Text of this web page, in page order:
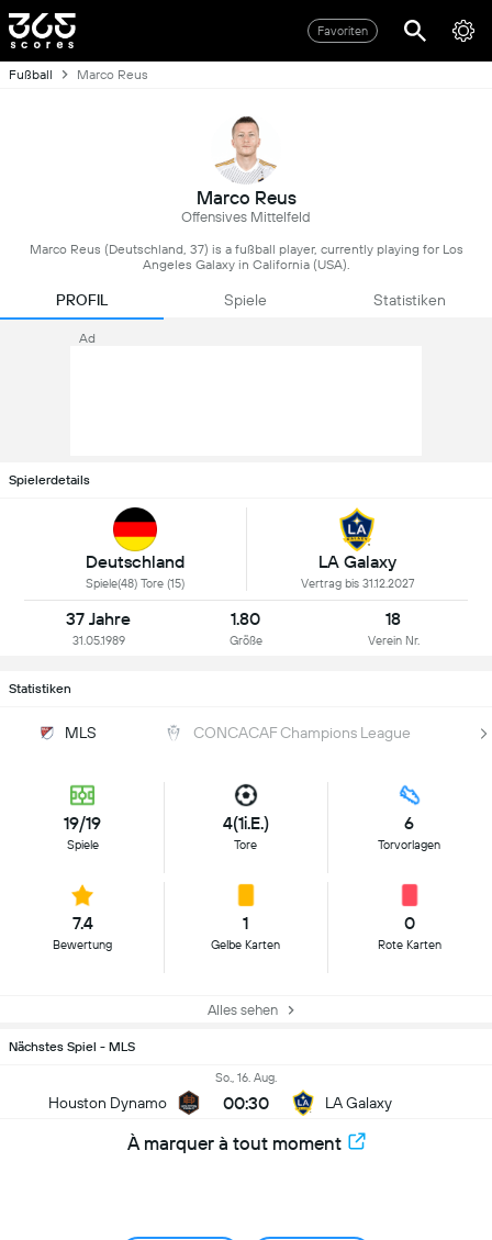
Favoriten
Fußball Marco Reus
Marco Reus
Offensives Mittelfeld
Marco Reus (Deutschland, 37) is a fußball player, currently playing for Los
Angeles Galaxy in California (USA).
PROFIL Spiele Statistiken
Ad
Spielerdetails
Deutschland
Spiele(48) Tore (15)
LA Galaxy
Vertrag bis 31.12.2027
37 Jahre
31.05.1989
1.80
Größe
18
Verein Nr.
Statistiken
MLS CONCACAF Champions League
19/19
Spiele
4(1i.E.)
Tore
6
Torvorlagen
7.4
Bewertung
1
Gelbe Karten
0
Rote Karten
Alles sehen
Nächstes Spiel - MLS
Houston Dynamo
So., 16. Aug.
00:30 LA Galaxy
À marquer à tout moment